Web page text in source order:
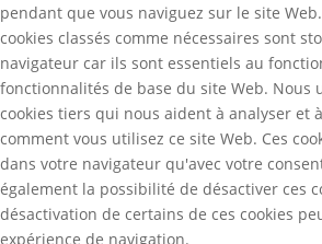
pendant que vous naviguez sur le site
cookies classés comme nécessaires sont
navigateur car ils sont essentiels au
fonctionnalités de base du site Web. Nous
cookies tiers qui nous aident à analyser et
comment vous utilisez ce site Web. Ces
dans votre navigateur qu'avec votre
également la possibilité de désactiver ces
désactivation de certains de ces cookies
expérience de navigation.